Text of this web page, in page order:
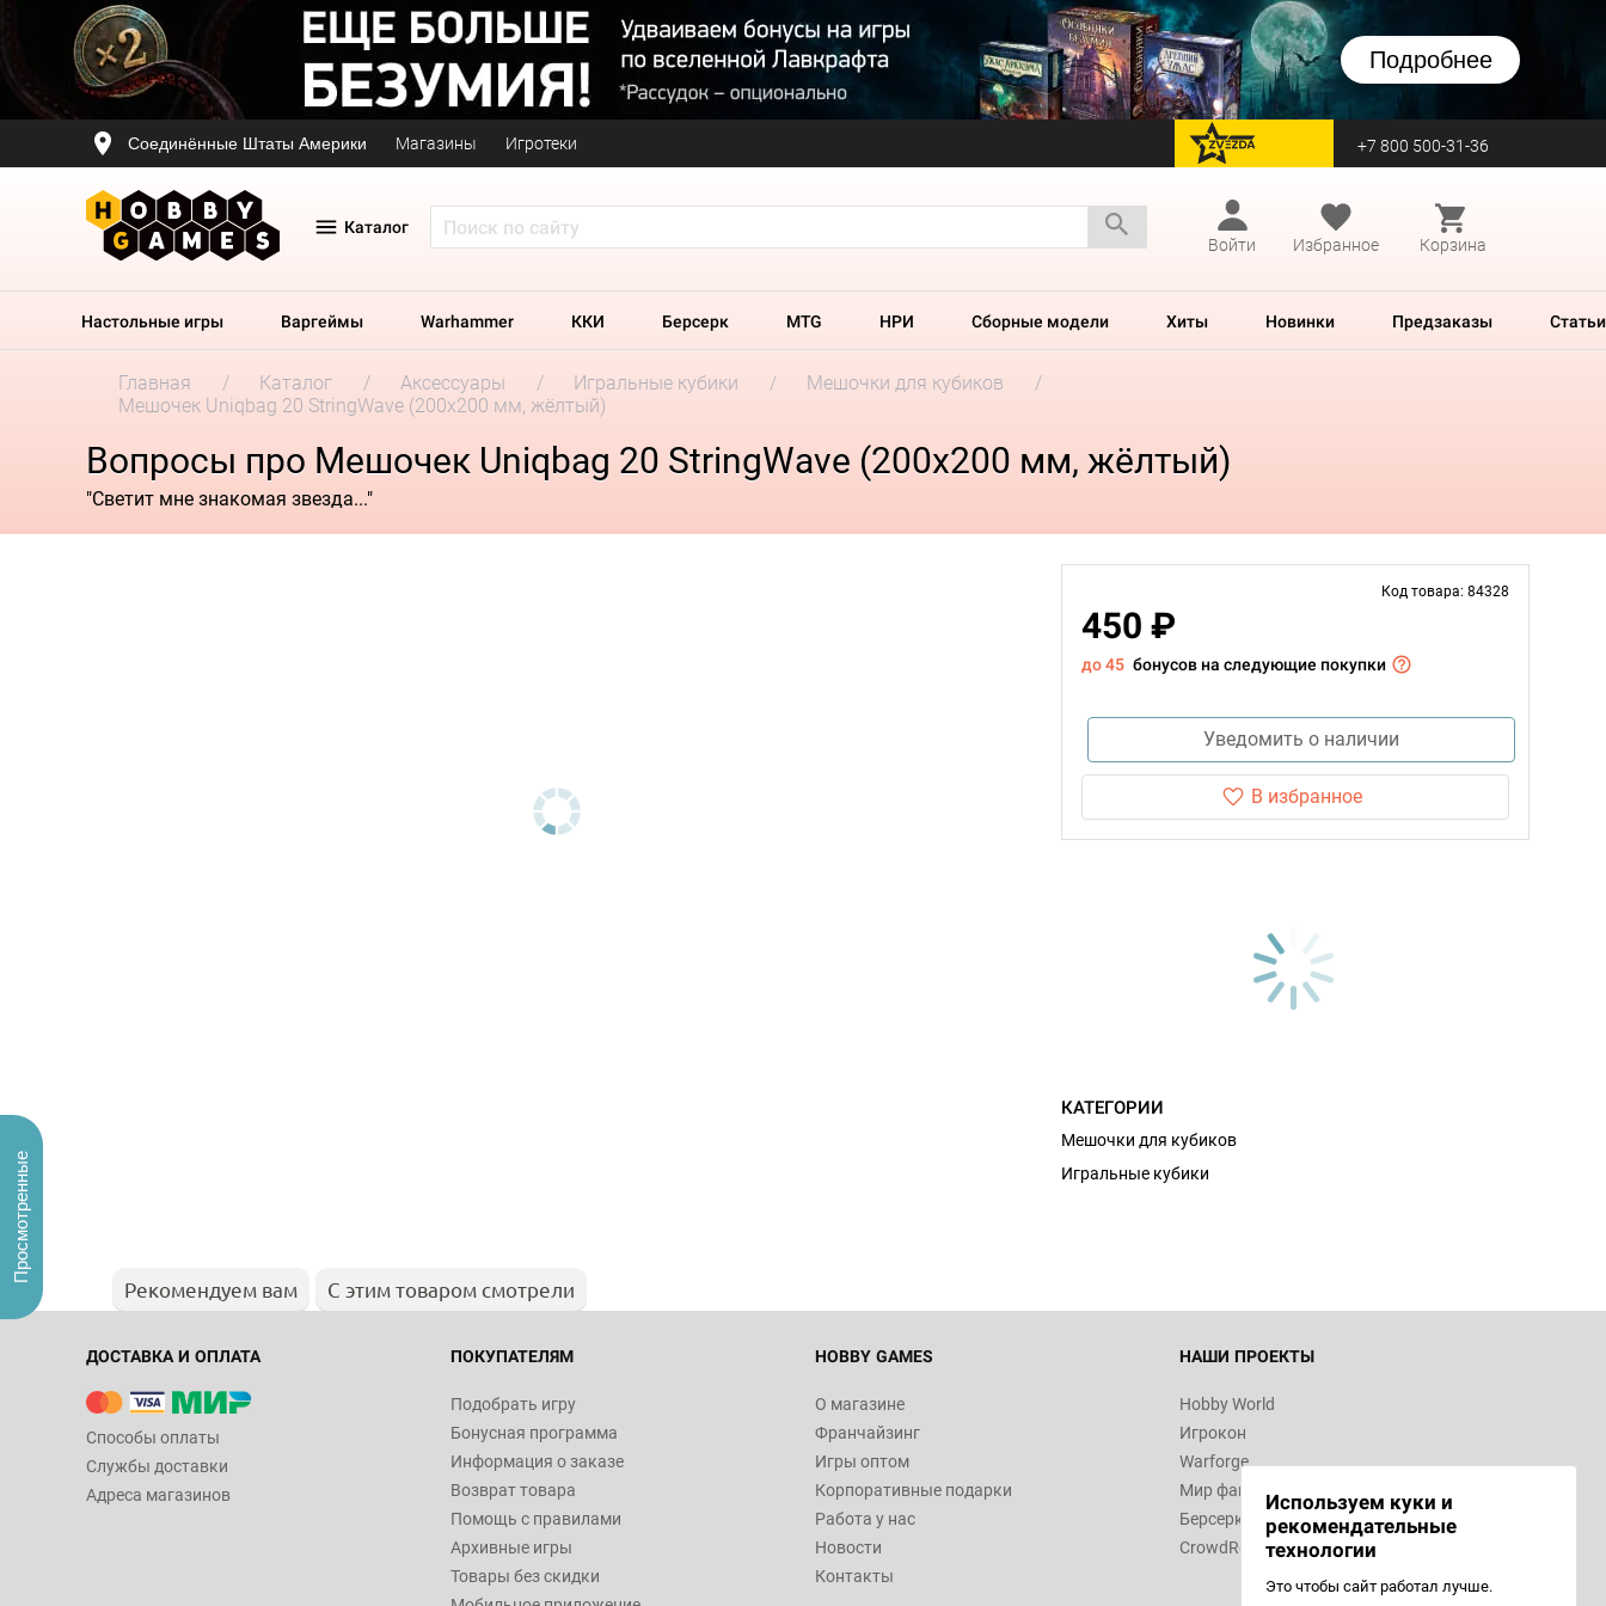
Подробнее
Соединённые Штаты Америки Магазины Игротеки перейти на Zvezda +7 800 500-31-36
Каталог
Войти
Избранное Корзина
Настольные игры Варгеймы Warhammer ККИ Берсерк MTG НРИ Сборные модели Хиты Новинки Предзаказы Статьи
Главная Каталог Аксессуары Игральные кубики
Мешочки для кубиков
Мешочек Uniqbag 20 StringWave (200х200 мм, жёлтый)
Вопросы про Мешочек Uniqbag 20 StringWave (200х200 мм, жёлтый)
"Светит мне знакомая звезда..."
Код товара: 84328
450 ₽
до 45 бонусов на следующие покупки
Уведомить о наличии
В избранное
КАТЕГОРИИ
Мешочки для кубиков
Игральные кубики
Рекомендуем вам С этим товаром смотрели
ДОСТАВКА И ОПЛАТА
Способы оплаты
Службы доставки
Адреса магазинов
ПОКУПАТЕЛЯМ
Подобрать игру
Бонусная программа
Информация о заказе
Возврат товара
Помощь с правилами
Архивные игры
Товары без скидки
HOBBY GAMES
О магазине
Франчайзинг
Игры оптом
Корпоративные подарки
Работа у нас
Новости
Контакты
НАШИ ПРОЕКТЫ
Hobby World
Игрокон
Warforge
Мир фантастики
Берсерк
CrowdRepublic
Используем куки и
рекомендательные
технологии
Это чтобы сайт работал лучше.
Просмотренные
Настольная игра Hobby World Монстры
Белая смерть
12 990
Настольная игра Hobby World Ужас
3 490